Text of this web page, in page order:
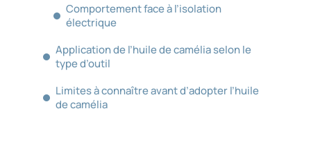
Comportement face à l’isolation
électrique
Application de l’huile de camélia selon le
type d’outil
Limites à connaître avant d’adopter l’huile
de camélia